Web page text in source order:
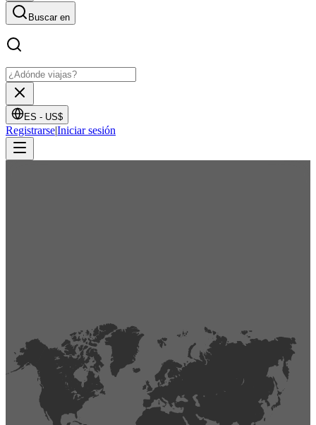
Buscar en
ES - US$
Registrarse|Iniciar sesión
404Página no encontrada,
La página que buscas no existe o se ha cambiado de lugar.